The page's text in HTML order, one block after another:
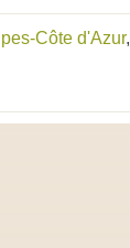
Côte d'Azur,